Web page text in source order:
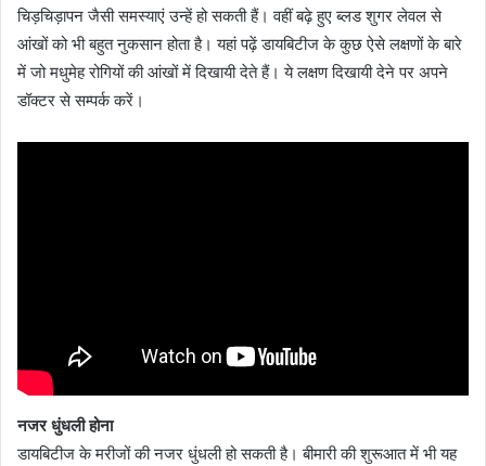
चिड़चिड़ापन जैसी समस्याएं उन्हें हो सकती हैं। वहीं बढ़े हुए ब्लड शुगर लेवल से
आंखों को भी बहुत नुकसान होता है। यहां पढ़ें डायबिटीज के कुछ ऐसे लक्षणों के बारे
में जो मधुमेह रोगियों की आंखों में दिखायी देते हैं। ये लक्षण दिखायी देने पर अपने
डॉक्टर से सम्पर्क करें।
नजर धुंधली होना
डायबिटीज के मरीजों की नजर धुंधली हो सकती है। बीमारी की शुरूआत में भी यह